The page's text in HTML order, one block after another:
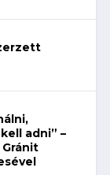
adni” –